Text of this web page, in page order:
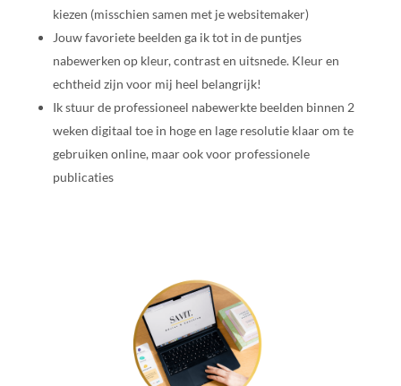
kiezen (misschien samen met je websitemaker)
Jouw favoriete beelden ga ik tot in de puntjes
nabewerken op kleur, contrast en uitsnede. Kleur en
echtheid zijn voor mij heel belangrijk!
Ik stuur de professioneel nabewerkte beelden binnen 2
weken digitaal toe in hoge en lage resolutie klaar om te
gebruiken online, maar ook voor professionele
publicaties